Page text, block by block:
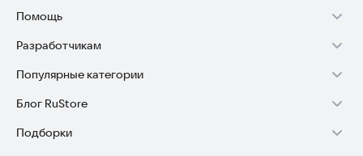
Помощь
Установка RuStore на TV
Установка RuStore на телефон
Установка RuStore в машину
Помощь пользователям RuStore
Разработчикам
Зарабатывать с RuStore
Стать разработчиком
Доступ к RuStore Консоль
Популярные категории
Игры для Android
Приложения банков
Блог RuStore
Обзоры игр для Android 2025
Подборки